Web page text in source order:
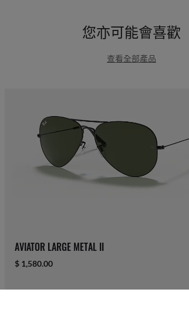
您亦可能會喜歡
查看全部產品
AVIATOR LARGE METAL II
$ 1,580.00